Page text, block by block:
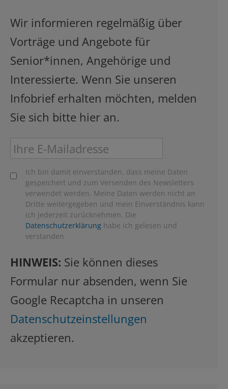
Wir informieren regelmäßig über
Vorträge und Angebote für
Senior*innen, Angehörige und
Interessierte. Wenn Sie unseren
Infobrief erhalten möchten, melden
Sie sich bitte hier an.
Ich bin damit einverstanden, dass meine Daten
gespeichert und zum Versenden des Newsletters
verwendet werden. Meine Daten werden nicht an
Dritte weitergegeben und mein Einverständnis kann
ich jederzeit zurücknehmen. Die
Datenschutzerklärung habe ich gelesen und
verstanden
HINWEIS: Sie können dieses
Formular nur absenden, wenn Sie
Google Recaptcha in unseren
Datenschutzeinstellungen
akzeptieren.